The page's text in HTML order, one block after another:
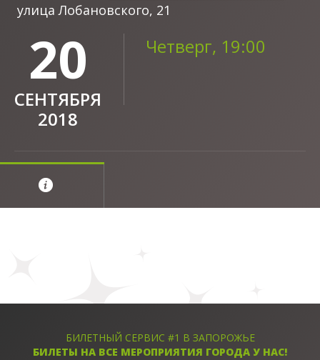
улица Лобановского, 21
20
СЕНТЯБРЯ
2018
Четверг, 19:00
БИЛЕТНЫЙ СЕРВИС #1 В ЗАПОРОЖЬЕ
БИЛЕТЫ НА ВСЕ МЕРОПРИЯТИЯ ГОРОДА У НАС!